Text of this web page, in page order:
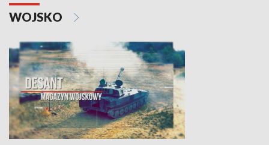
WOJSKO